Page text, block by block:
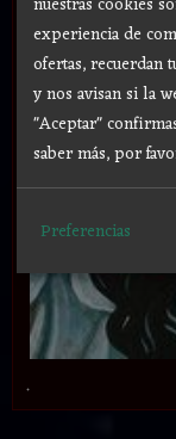
.
experiencia de
ofertas, recuerdan
y nos avisan si la
"Aceptar"
saber más, por
Preferencias